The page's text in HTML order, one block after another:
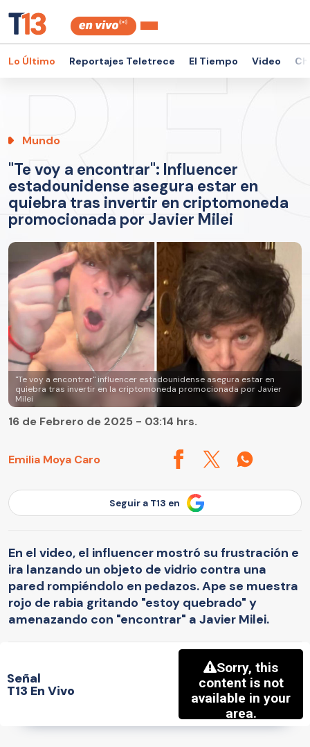
Lo Último Reportajes Teletrece El Tiempo Video
Mundo
"Te voy a encontrar": Influencer
estadounidense asegura estar en
quiebra tras invertir en criptomoneda
promocionada por Javier Milei
"Te voy a encontrar" influencer estadounidense asegura estar en
quiebra tras invertir en la criptomoneda promocionada por Javier
Milei
Emilia Moya Caro
16 de Febrero de 2025 - 03:14 hrs.
Seguir a T13 en
En el video, el influencer mostró su frustración e
ira lanzando un objeto de vidrio contra una
pared rompiéndolo en pedazos. Ape se muestra
rojo de rabia gritando "estoy quebrado" y
amenazando con "encontrar" a Javier Milei.
Señal
T13 En Vivo